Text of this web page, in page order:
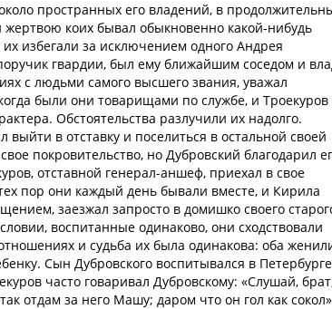
пространных его владений, в
коих бывал обыкновенно какой-нибудь
избегали за исключением одного Андрея
гвардии, был ему ближайшим соседом и
с людьми самого высшего звания, уважал
были они товарищами по службе, и Троекуров
Обстоятельства разлучили их надолго.
в отставку и поселиться в остальной своей
покровительство, но Дубровский благодарил
отставной генерал-аншеф, приехал в свое
пор они каждый день бывали вместе, и Кирила
заезжал запросто в домишко своего
воспитанные одинаково, они сходствовали
и судьба их была одинакова: оба
Сын Дубровского воспитывался в
часто говаривал Дубровскому: «Слушай,
отдам за него Машу; даром что он гол как